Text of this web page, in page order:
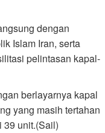
dengan
Islam Iran, serta
pelintasan kapal-
berlayarnya kapal
yang masih tertahan
39 unit.(Sail)